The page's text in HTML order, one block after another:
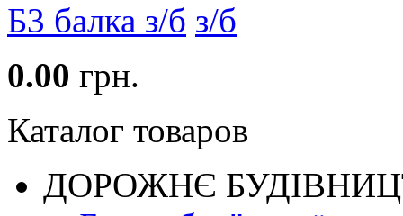
Б3 балка з/б
0.00 грн.
Каталог товаров
ДОРОЖНЄ